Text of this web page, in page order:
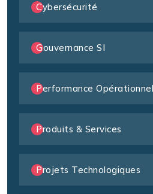
Cybersécurité
Gouvernance SI
Performance
Produits & Services
Projets Technologiques